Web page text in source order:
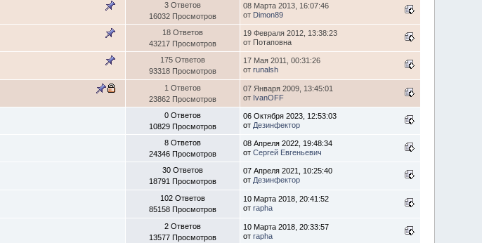
3 Ответов
16032 Просмотров
08 Марта 2013, 16:07:46
от Dimon89
18 Ответов
43217 Просмотров
19 Февраля 2012, 13:38:23
от Потаповна
175 Ответов
93318 Просмотров
17 Мая 2011, 00:31:26
отrunalsh
1 Ответов
23862 Просмотров
07 Января 2009, 13:45:01
от IvanOFF
0 Ответов
10829 Просмотров
06 Октября 2023, 12:53:03
от Дезинфектор
8 Ответов
24346 Просмотров
08 Апреля 2022, 19:48:34
отСергей Евгеньевич
30 Ответов
18791 Просмотров
07 Апреля 2021, 10:25:40
от Дезинфектор
102 Ответов
85158 Просмотров
10 Марта 2018, 20:41:52
отrapha
2 Ответов
13577 Просмотров
10 Марта 2018, 20:33:57
отrapha